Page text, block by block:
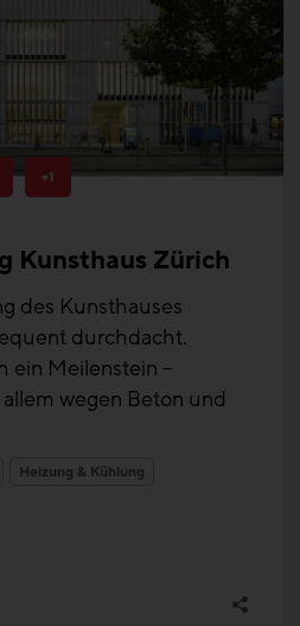
+1
Kunsthaus Zürich
des Kunsthauses
durchdacht.
ein Meilenstein –
wegen Beton und
Heizung & Kühlung